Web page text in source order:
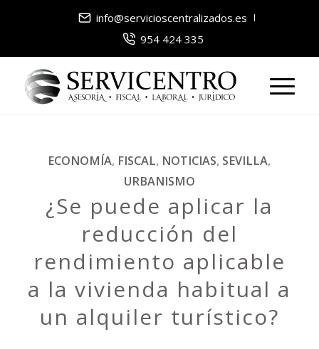
info@servicioscentralizados.es
954 424 335
ECONOMÍA, FISCAL, NOTICIAS, SEVILLA,
URBANISMO
¿Se puede aplicar la
reducción del
rendimiento aplicable
a la vivienda habitual a
un alquiler turístico?